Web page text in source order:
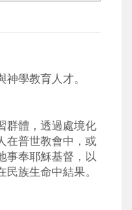
學教育人才。
群體，透過處境化
在普世教會中，或
事奉耶穌基督，以
族生命中結果。